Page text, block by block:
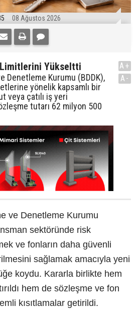
08 Ağustos 2026
Limitlerini Yükseltti
Denetleme Kurumu (BDDK),
yönelik kapsamlı bir
veya çatılı iş yeri
tutarı 62 milyon 500
A+
A-
ve Denetleme Kurumu
sektöründe risk
ve fonların daha güvenli
sağlamak amacıyla yeni
koydu. Kararla birlikte hem
hem de sözleşme ve fon
kısıtlamalar getirildi.